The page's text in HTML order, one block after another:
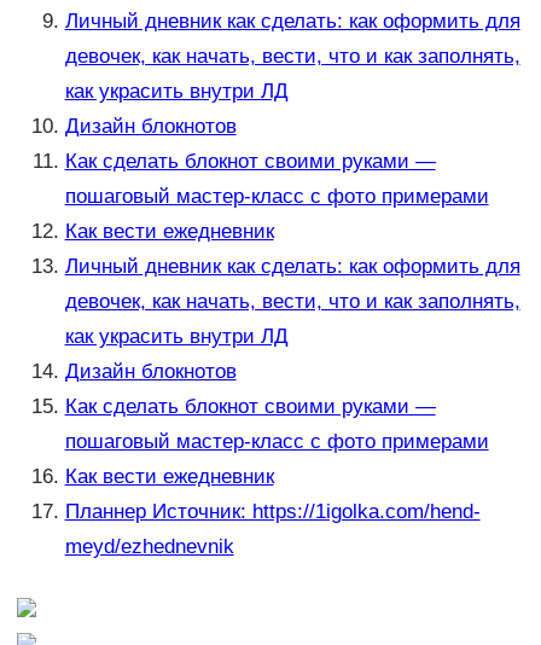
Личный дневник как сделать: как оформить для
девочек, как начать, вести, что и как заполнять,
как украсить внутри ЛД
Дизайн блокнотов
Как сделать блокнот своими руками —
пошаговый мастер-класс с фото примерами
Как вести ежедневник
Личный дневник как сделать: как оформить для
девочек, как начать, вести, что и как заполнять,
как украсить внутри ЛД
Дизайн блокнотов
Как сделать блокнот своими руками —
пошаговый мастер-класс с фото примерами
Как вести ежедневник
Планнер Источник: https://1igolka.com/hend-
meyd/ezhednevnik